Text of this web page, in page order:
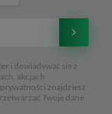
i dowiadywać sie z
akcjach
znajdziesz
Twoje dane